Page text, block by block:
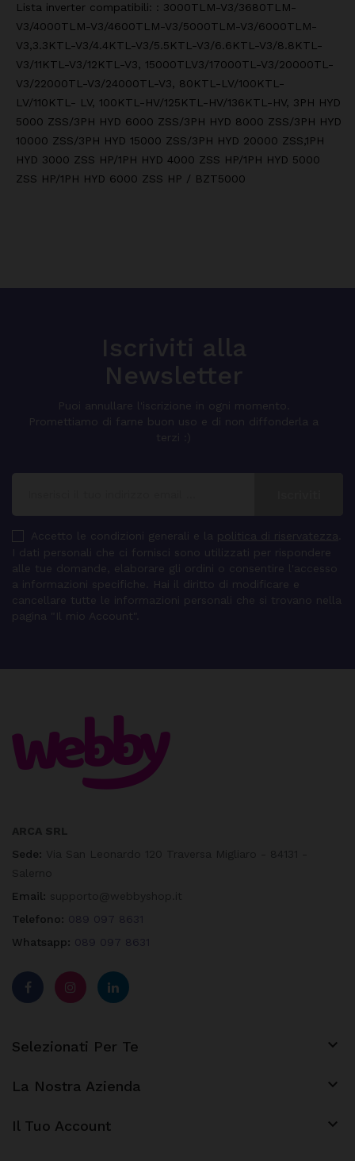
Lista inverter compatibili: : 3000TLM-V3/3680TLM-
V3/4000TLM-V3/4600TLM-V3/5000TLM-V3/6000TLM-
V3,3.3KTL-V3/4.4KTL-V3/5.5KTL-V3/6.6KTL-V3/8.8KTL-
V3/11KTL-V3/12KTL-V3, 15000TLV3/17000TL-V3/20000TL-
V3/22000TL-V3/24000TL-V3, 80KTL-LV/100KTL-
LV/110KTL- LV, 100KTL-HV/125KTL-HV/136KTL-HV, 3PH HYD
5000 ZSS/3PH HYD 6000 ZSS/3PH HYD 8000 ZSS/3PH HYD
10000 ZSS/3PH HYD 15000 ZSS/3PH HYD 20000 ZSS,1PH
HYD 3000 ZSS HP/1PH HYD 4000 ZSS HP/1PH HYD 5000
ZSS HP/1PH HYD 6000 ZSS HP / BZT5000
Iscriviti alla
Newsletter
Puoi annullare l'iscrizione in ogni momento.
Promettiamo di farne buon uso e di non diffonderla a
terzi :)
Accetto le condizioni generali e la politica di riservatezza
I dati personali che ci fornisci sono utilizzati per rispondere
alle tue domande, elaborare gli ordini o consentire l'accesso
a informazioni specifiche. Hai il diritto di modificare e
cancellare tutte le informazioni personali che si trovano nella
pagina "Il mio Account".
Sede:
Email:
Telefono: 089 097 8631
Whatsapp: 089 097 8631
Selezionati Per Te 
La Nostra Azienda 
Il Tuo Account keyboard_arrow_down